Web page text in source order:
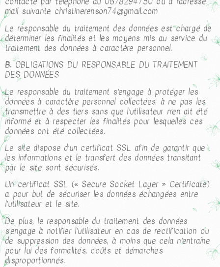
mail suivante christinerenson74@gmail.com
Le responsable du traitement des données est chargé de
déterminer les finalités et les moyens mis au service du
traitement des données à caractère personnel.
B.OBLIGATIONS DU RESPONSABLE DU TRAITEMENT
DES DONNÉES
Le responsable du traitement s’engage à protéger les
données à caractère personnel collectées, à ne pas les
transmettre à des tiers sans que l’utilisateur n’en ait été
informé et à respecter les finalités pour lesquelles ces
données ont été collectées.
Le site dispose d’un certificat SSL afin de garantir que
les informations et le transfert des données transitant
par le site sont sécurisés.
Un certificat SSL (« Secure Socket Layer » Certificate)
a pour but de sécuriser les données échangées entre
l’utilisateur et le site.
De plus, le responsable du traitement des données
s’engage à notifier l’utilisateur en cas de rectification ou
de suppression des données, à moins que cela n’entraîne
pour lui des formalités, coûts et démarches
disproportionnés.